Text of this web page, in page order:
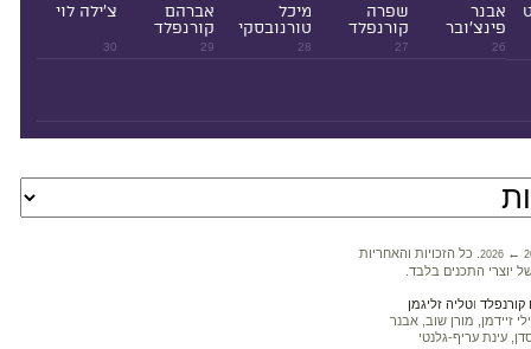
26
אבנר
פינצ'ובר
27
שפרה
קורנפלד
28
מיכל
טורנובסקי
29
אברהם
קורנפלד
30
צ'ילה לוי
2026 ←
. כל הזכויות והאחריות
יוצרי התכנים בלבד.
וטליה זליגמן
זיידמן, מורן שוב, אבנר
עינת עריף-גלנטי